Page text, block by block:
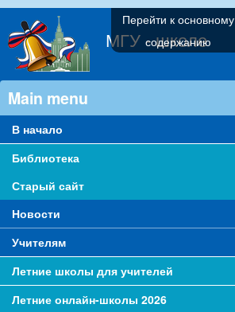
Перейти к основному
содержанию
МГУ - школе
Main menu
В начало
Библиотека
Старый сайт
Новости
Учителям
Летние школы для учителей
Летние онлайн-школы 2026